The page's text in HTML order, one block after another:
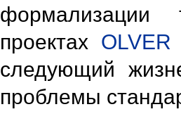
формализации
проектах OLVER
следующий
проблемы